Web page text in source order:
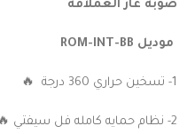
صوبة غاز العملاقة
موديل ROM-INT-BB
1- تسخين حراري 360 درجة 🔥
2- نظام حمايه كامله فل سيفتي 🔥